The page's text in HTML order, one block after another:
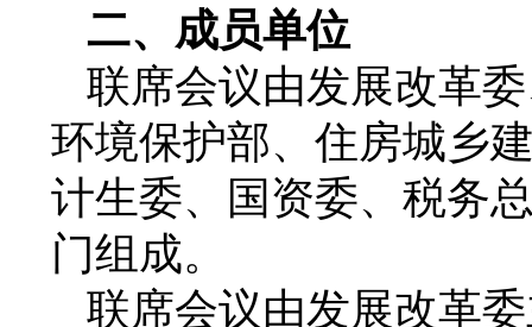
二、成员单位
联席会议由发展改革
环境保护部、住房城乡
计生委、国资委、税务
门组成。
联席会议由发展改革